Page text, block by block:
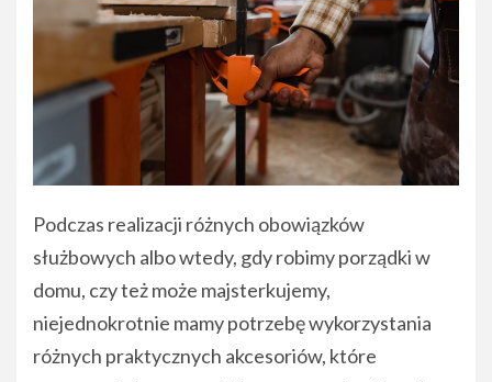
Podczas realizacji różnych obowiązków
służbowych albo wtedy, gdy robimy porządki w
domu, czy też może majsterkujemy,
niejednokrotnie mamy potrzebę wykorzystania
różnych praktycznych akcesoriów, które